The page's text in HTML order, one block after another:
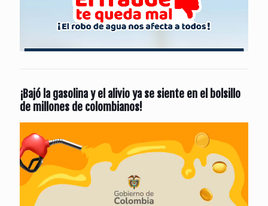
¡Bajó la gasolina y el alivio ya se siente en el bolsillo
de millones de colombianos!
de
vídeo